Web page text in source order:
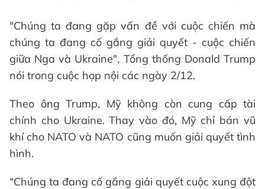
"Chúng ta đang gặp vấn đề với cuộc chiến mà
chúng ta đang cố gắng giải quyết - cuộc chiến
giữa Nga và Ukraine", Tổng thống Donald Trump
nói trong cuộc họp nội các ngày 2/12.
Theo ông Trump, Mỹ không còn cung cấp tài
chính cho Ukraine. Thay vào đó, Mỹ chỉ bán vũ
khí cho NATO và NATO cũng muốn giải quyết tình
hình.
“Chúng ta đang cố gắng giải quyết cuộc xung đột